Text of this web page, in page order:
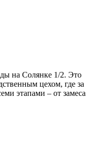
на Солянке 1/2. Это
цехом, где за
этапами – от замеса